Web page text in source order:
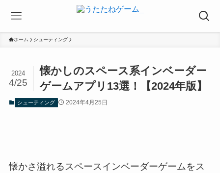
ホーム シューティング
懐かしのスペース系インベーダー
ゲームアプリ13選！【2024年版】
2024
4/25
シューティング 2024年4月25日
懐かさ溢れるスペースインベーダーゲームをス